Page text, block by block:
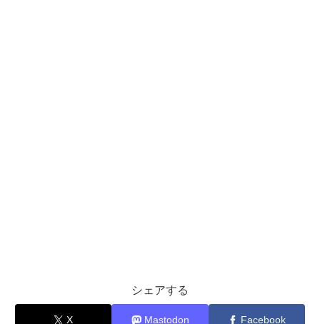
シェアする
X Mastodon Facebook